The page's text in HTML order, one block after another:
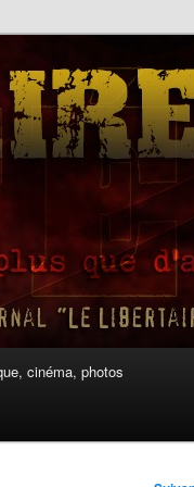
cinéma, photos